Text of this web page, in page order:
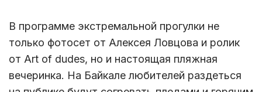
В программе экстремальной прогулки не
только фотосет от Алексея Ловцова и ролик
от Art of dudes, но и настоящая пляжная
вечеринка. На Байкале любителей раздеться